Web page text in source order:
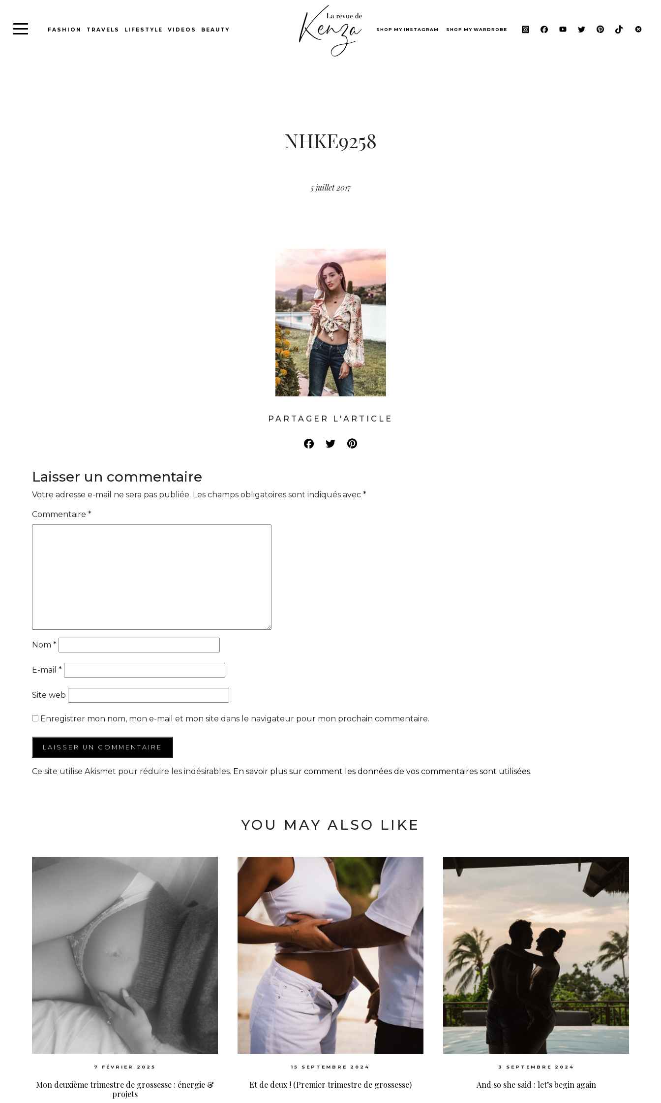
FASHION TRAVELS LIFESTYLE VIDEOS BEAUTY SHOP MY INSTAGRAM SHOP MY WARDROBE
NHKE9258
5 juillet 2017
PARTAGER L'ARTICLE
Laisser un commentaire
Votre adresse e-mail ne sera pas publiée. Les champs obligatoires sont indiqués avec *
Commentaire *
Nom *
E-mail *
Site web
Enregistrer mon nom, mon e-mail et mon site dans le navigateur pour mon prochain commentaire.
Ce site utilise Akismet pour réduire les indésirables. En savoir plus sur comment les données de vos commentaires sont utilisées.
YOU MAY ALSO LIKE
7 FÉVRIER 2025
Mon deuxième trimestre de grossesse : énergie &
projets
15 SEPTEMBRE 2024
Et de deux ! (Premier trimestre de grossesse)
3 SEPTEMBRE 2024
And so she said : let’s begin again